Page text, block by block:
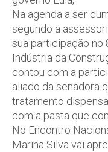
Na agenda a ser
segundo a
sua participação no
Indústria da
contou com a
aliado da senadora
tratamento
com a pasta que
No Encontro
Marina Silva vai